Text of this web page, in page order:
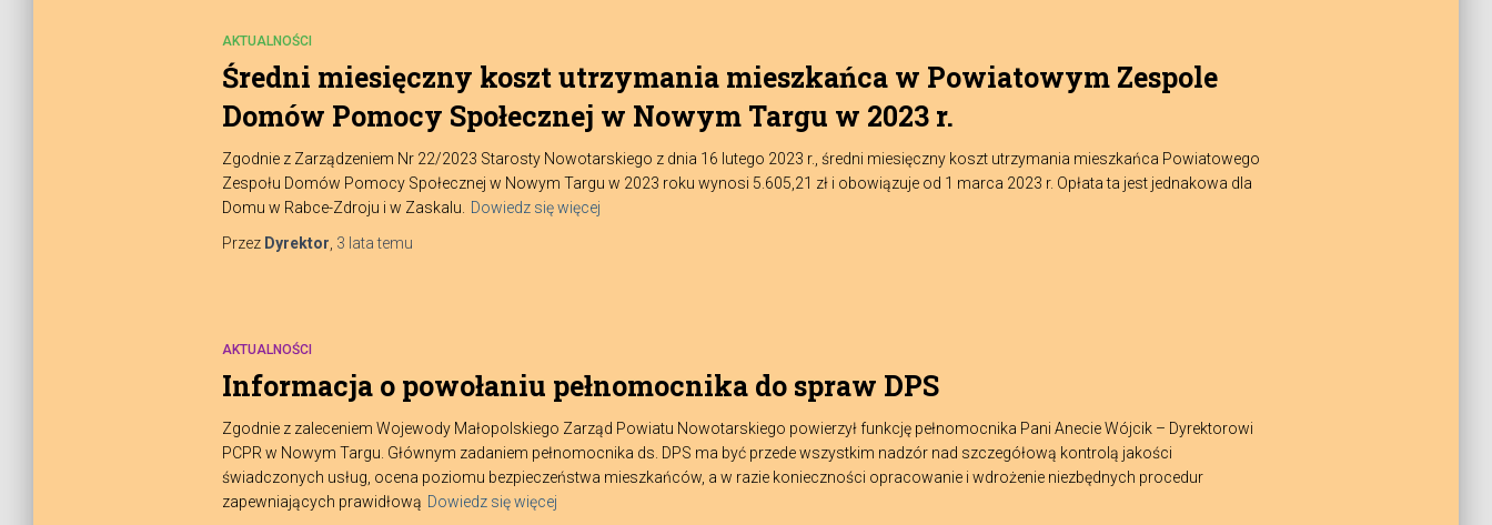
AKTUALNOŚCI
Średni miesięczny koszt utrzymania mieszkańca w Powiatowym Zespole
Domów Pomocy Społecznej w Nowym Targu w 2023 r.
Zgodnie z Zarządzeniem Nr 22/2023 Starosty Nowotarskiego z dnia 16 lutego 2023 r., średni miesięczny koszt utrzymania mieszkańca Powiatowego
Zespołu Domów Pomocy Społecznej w Nowym Targu w 2023 roku wynosi 5.605,21 zł i obowiązuje od 1 marca 2023 r. Opłata ta jest jednakowa dla
Domu w Rabce-Zdroju i w Zaskalu.
Dowiedz się więcej
Przez Dyrektor 3 latatemu
AKTUALNOŚCI
Informacja o powołaniu pełnomocnika do spraw DPS
Zgodnie z zaleceniem Wojewody Małopolskiego Zarząd Powiatu Nowotarskiego powierzył funkcję pełnomocnika Pani Anecie Wójcik – Dyrektorowi
PCPR w Nowym Targu. Głównym zadaniem pełnomocnika ds. DPS ma być przede wszystkim nadzór nad szczegółową kontrolą jakości
świadczonych usług, ocena poziomu bezpieczeństwa mieszkańców, a w razie konieczności opracowanie i wdrożenie niezbędnych procedur
zapewniających prawidłową Dowiedz się więcej